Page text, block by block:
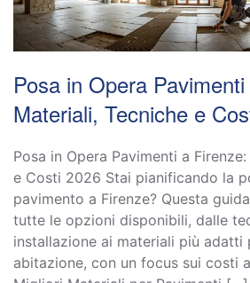
Posa in Opera
Materiali, Tecniche e
Posa in Opera Pavimenti a
e Costi 2026 Stai pianificando la
pavimento a Firenze? Questa
tutte le opzioni disponibili, dalle
installazione ai materiali più adatti
abitazione, con un focus sui costi